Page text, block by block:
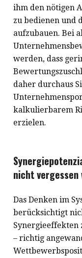
ihm den nötigen
zu bedienen und
aufzubauen. Bei
werden, dass
daher durchaus
kalkulierbarem
erzielen.
nicht vergessen
Das Denken im
berücksichtigt
Synergieeffekten
– richtig